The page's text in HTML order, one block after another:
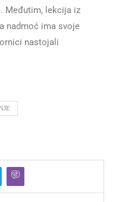
Međutim, lekcija iz
nadmoć ima svoje
nastojali